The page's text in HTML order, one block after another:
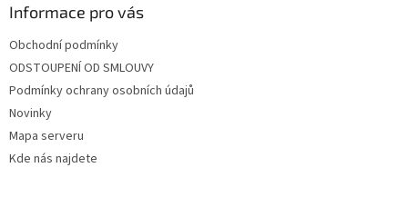
Informace pro vás
Obchodní podmínky
ODSTOUPENÍ OD SMLOUVY
Podmínky ochrany osobních údajů
Novinky
Mapa serveru
Kde nás najdete